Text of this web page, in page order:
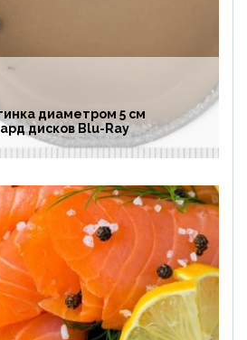
диаметром 5 см
дисков Blu-Ray